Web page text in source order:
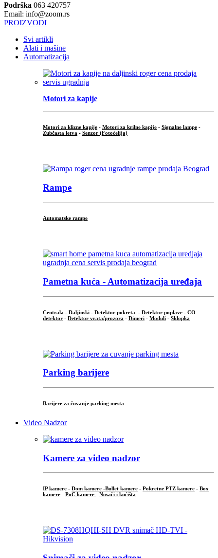
Podrška 063 420757
Email: info@zoom.rs
PROIZVODI
Svi artikli
Alati i mašine
Automatizacija
Motori za kapije
Motori za klizne kapije - Motori za krilne kapije - Signalne lampe -
Zubčasta letva - Senzor (Fotoćelija)
Rampe
Automatske rampe
Pametna kuća - Automatizacija uređaja
Centrala - Daljinski - Detektor pokreta - Detektor poplave - CO
detektor - Detektor vrata/prozora - Dimeri - Moduli - Sklopka
Parking barijere
Barijere za čuvanje parking mesta
Video Nadzor
Kamere za video nadzor
IP kamere - Dom kamere -Bullet kamere - Pokretne PTZ kamere - Box
kamere - PoC kamere - Nosači i kućišta